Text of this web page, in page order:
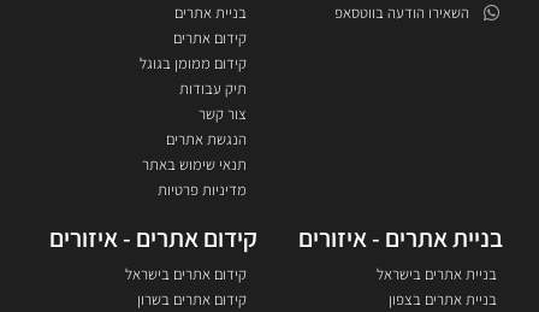
השאירו הודעה בווטסאפ
בניית אתרים
קידום אתרים
קידום ממומן בגוגל
תיק עבודות
צור קשר
הנגשת אתרים
תנאי שימוש באתר
מדיניות פרטיות
בניית אתרים - איזורים
בניית אתרים בישראל
בניית אתרים בצפון
קידום אתרים - איזורים
קידום אתרים בישראל
קידום אתרים בשרון